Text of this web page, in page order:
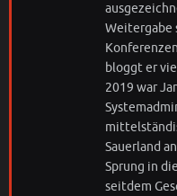
Weitergabe
bloggt er
2019 war
Sauerland
Sprung in
seitdem